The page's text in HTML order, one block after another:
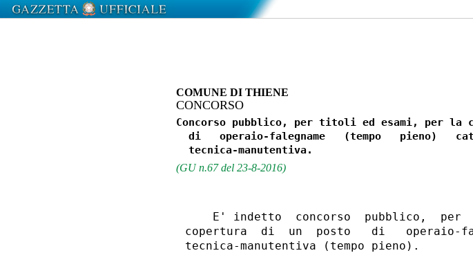
COMUNE DI THIENE
CONCORSO
Concorso pubblico, per titoli ed esami, per la
di   operaio-falegname   (tempo   pieno)
(GU n.67 del 23-8-2016)
E' indetto  concorso  pubblico,  per
copertura  di  un  posto   di   operaio-
tecnica-manutentiva (tempo pieno).